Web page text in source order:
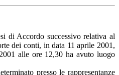
di Accordo successivo relativa al
dei conti, in data 11 aprile 2001,
alle ore 12,30 ha avuto luogo
presso le rappresentanze